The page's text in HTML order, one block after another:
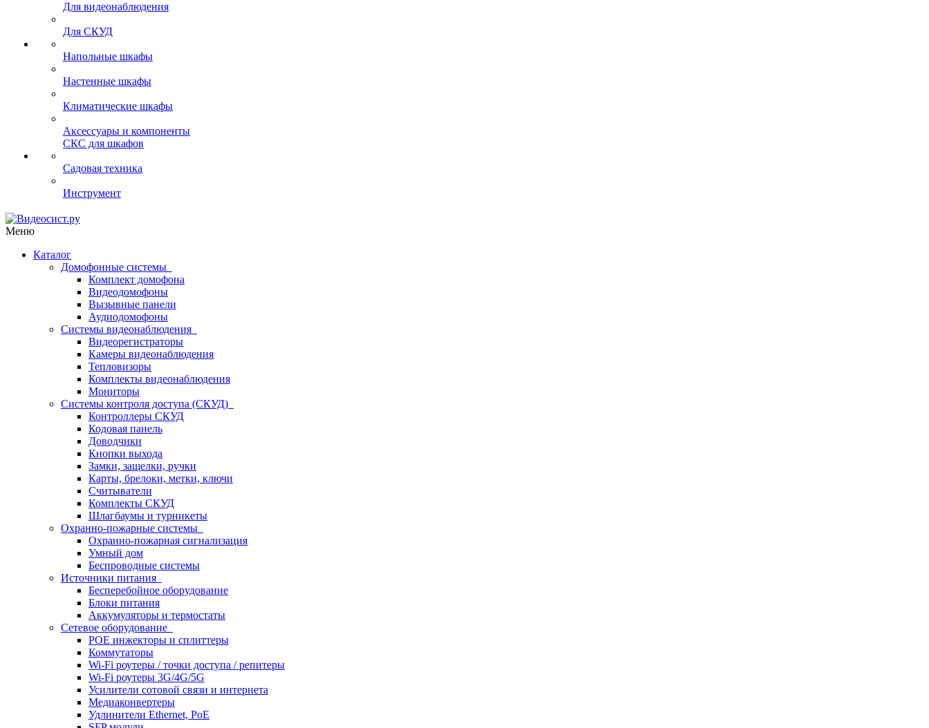
Для видеонаблюдения
Для СКУД
Напольные шкафы
Настенные шкафы
Климатические шкафы
Аксессуары и компоненты
СКС для шкафов
Садовая техника
Инструмент
Меню
Каталог
Домофонные системы
Комплект домофона
Видеодомофоны
Вызывные панели
Аудиодомофоны
Системы видеонаблюдения
Видеорегистраторы
Камеры видеонаблюдения
Тепловизоры
Комплекты видеонаблюдения
Мониторы
Системы контроля доступа (СКУД)
Контроллеры СКУД
Кодовая панель
Доводчики
Кнопки выхода
Замки, защелки, ручки
Карты, брелоки, метки, ключи
Считыватели
Комплекты СКУД
Шлагбаумы и турникеты
Охранно-пожарные системы
Охранно-пожарная сигнализация
Умный дом
Беспроводные системы
Источники питания
Бесперебойное оборудование
Блоки питания
Аккумуляторы и термостаты
Сетевое оборудование
POE инжекторы и сплиттеры
Коммутаторы
Wi-Fi роутеры / точки доступа / репитеры
Wi-Fi роутеры 3G/4G/5G
Усилители сотовой связи и интернета
Медиаконвертеры
Удлинители Ethernet, PoE